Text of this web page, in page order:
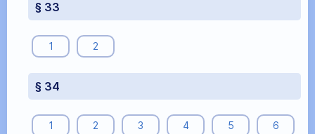
§ 33
1 2
§ 34
1 2 3 4 5 6